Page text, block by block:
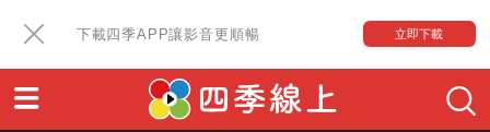
下載四季APP讓影音更順暢 立即下載